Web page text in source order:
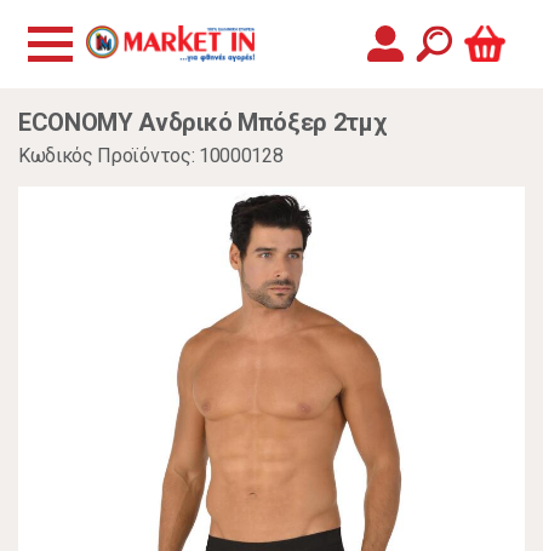
ECONOMY Ανδρικό Μπόξερ 2τμχ
Κωδικός Προϊόντος: 10000128